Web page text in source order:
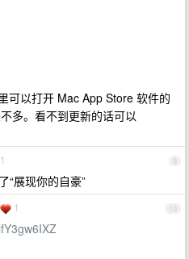
可以打开 Mac App Store 软件的
多。看不到更新的话可以
9
1
“展现你的自豪”
10
1